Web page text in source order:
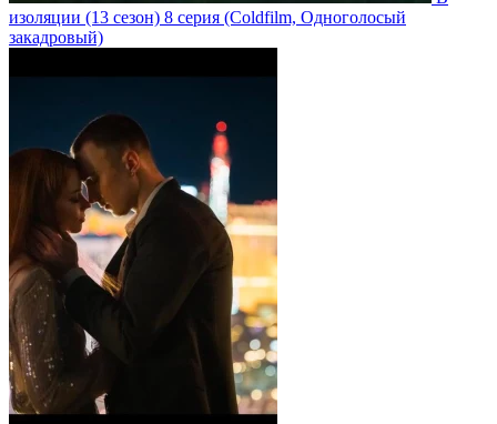
изоляции (13 сезон) 8 серия (Coldfilm, Одноголосый
закадровый)